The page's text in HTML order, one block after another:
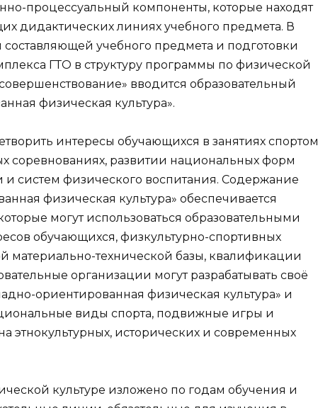
процессуальный компоненты, которые находят
дидактических линиях учебного предмета. В
учебного предмета и подготовки
ГТО в структуру программы по физической
вводится образовательный
физическая культура».
интересы обучающихся в занятиях спортом
соревнованиях, развитии национальных форм
и систем физического воспитания. Содержание
физическая культура» обеспечивается
могут использоваться образовательными
обучающихся, физкультурно-спортивных
материально-технической базы, квалификации
организации могут разрабатывать своё
ориентированная физическая культура» и
виды спорта, подвижные игры и
этнокультурных, исторических и современных
культуре изложено по годам обучения и